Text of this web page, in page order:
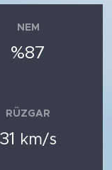
NEM
%87
RÜZGAR
31 km/s